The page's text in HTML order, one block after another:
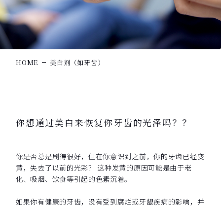
HOME 美白剂（如牙齿）
你想通过美白来恢复你牙齿的光泽吗？？
你是否总是刷得很好，但在你意识到之前，你的牙齿已经变
黄，失去了以前的光彩？ 这种发黄的原因可能是由于老
化、吸烟、饮食等引起的色素沉着。
如果你有健康的牙齿，没有受到腐烂或牙龈疾病的影响，并